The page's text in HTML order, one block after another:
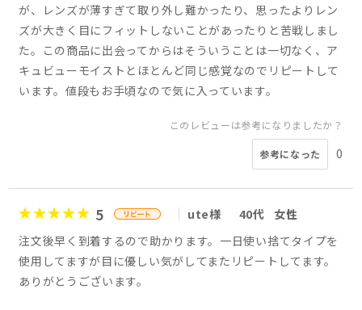
が、レンズが薄すぎて取り外し難かったり、思ったよりレン
ズが大きく目にフィットしないことがあったりと苦戦しまし
た。この商品に出会ってからはそういうことは一切なく、ア
キュビューモイストとほとんど同じ感覚なのでリピートして
います。値段もお手頃なので気に入っています。
このレビューは参考になりましたか？
参考になった 0
5 ute様 40代
女性
注文後早く到着するので助かります。一日使い捨てタイプを
使用してますが目に優しい気がしてまたリピートしてます。
ありがとうございます。